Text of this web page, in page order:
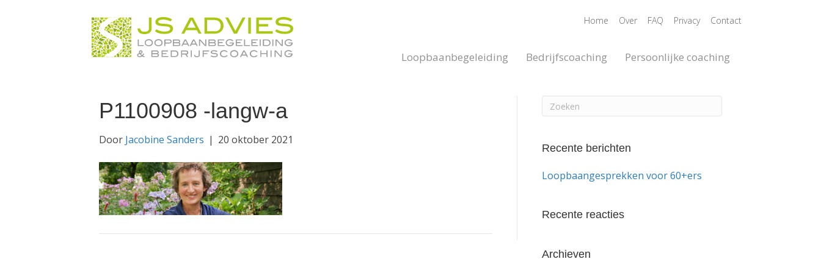
Home Over FAQ Privacy Contact
Loopbaanbegeleiding Bedrijfscoaching Persoonlijke coaching
P1100908 -langw-a
Door Jacobine Sanders | 20 oktober 2021
Recente berichten
Loopbaangesprekken voor 60+ers
Recente reacties
Archieven